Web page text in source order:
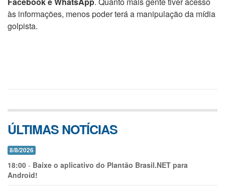
às informações, menos poder terá a manipulação da mídia
golpista.
ÚLTIMAS NOTÍCIAS
8/8/2026
18:00 - Baixe o aplicativo do Plantão Brasil.NET para
Android!